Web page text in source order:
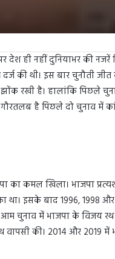
पर देश ही नहीं दुनियाभर की
की थी। इस बार चुनौती
रखी है। हालांकि पिछले
है पिछले दो चुनाव में
कमल खिला। भाजपा
इसके बाद 1996, 1998
चुनाव में भाजपा के विजय रथ
की। 2014 और 2019 में